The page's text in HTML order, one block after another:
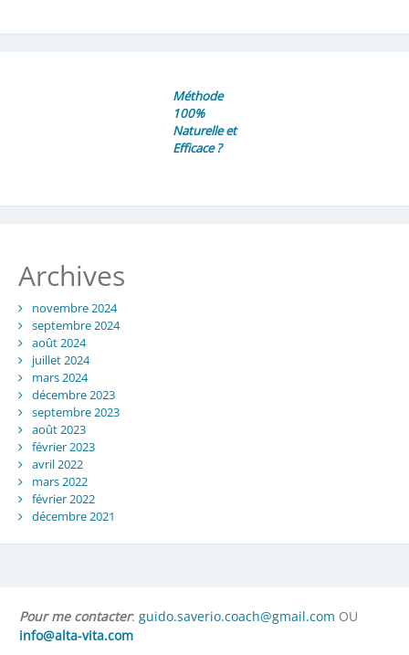
Méthode
100%
Naturelle et
Efficace ?
Archives
novembre 2024
septembre 2024
août 2024
juillet 2024
mars 2024
décembre 2023
septembre 2023
août 2023
février 2023
avril 2022
mars 2022
février 2022
décembre 2021
Pour me contacter: guido.saverio.coach@gmail.com OU
info@alta-vita.com